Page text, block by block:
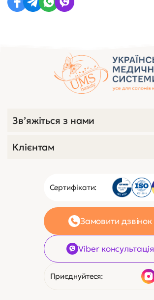
Сертифікати:
Замовити дзвінок
Viber консультація
Приєднуйтеся:
Зв’яжіться з нами
Клієнтам